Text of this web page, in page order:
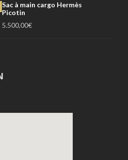
Sac à main cargo Hermès
Picotin
5.500,00€